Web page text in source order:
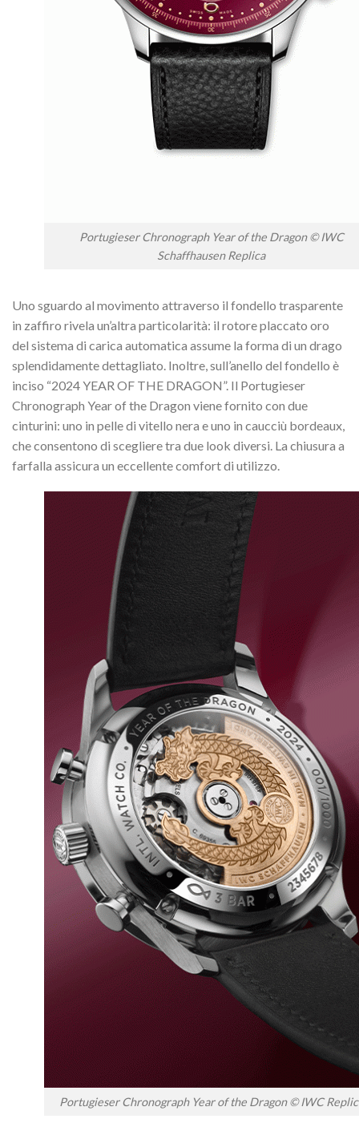
Portugieser Chronograph Year of the Dragon © IWC
Schaffhausen Replica
Uno sguardo al movimento attraverso il fondello trasparente
in zaffiro rivela un’altra particolarità: il rotore placcato oro
del sistema di carica automatica assume la forma di un drago
splendidamente dettagliato. Inoltre, sull’anello del fondello è
inciso “2024 YEAR OF THE DRAGON”. Il Portugieser
Chronograph Year of the Dragon viene fornito con due
cinturini: uno in pelle di vitello nera e uno in caucciù bordeaux,
che consentono di scegliere tra due look diversi. La chiusura a
farfalla assicura un eccellente comfort di utilizzo.
Portugieser Chronograph Year of the Dragon © IWC